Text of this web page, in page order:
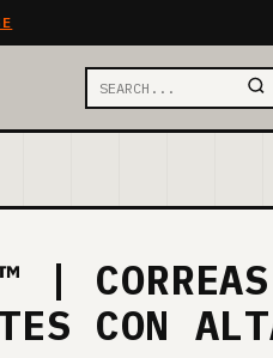
| CORREAS
CON